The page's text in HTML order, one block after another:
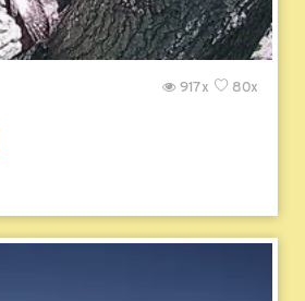
80x
917x